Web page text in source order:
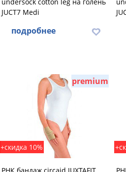
JUCT7 Medi
подробнее
premium
+скидка 10%